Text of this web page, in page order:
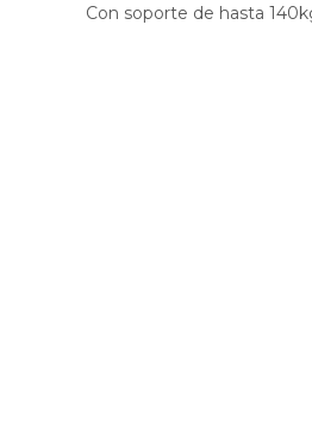
Con soporte de hasta